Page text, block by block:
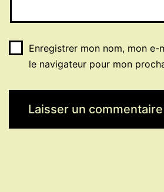
Enregistrer mon nom, mon e-
le navigateur pour mon